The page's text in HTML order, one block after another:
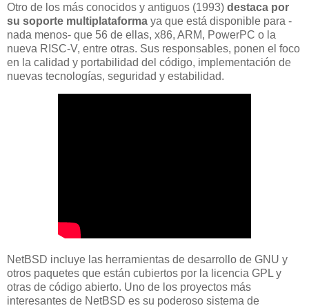
Otro de los más conocidos y antiguos (1993) destaca por
su soporte multiplataforma ya que está disponible para -
nada menos- que 56 de ellas, x86, ARM, PowerPC o la
nueva RISC-V, entre otras. Sus responsables, ponen el foco
en la calidad y portabilidad del código, implementación de
nuevas tecnologías, seguridad y estabilidad.
NetBSD incluye las herramientas de desarrollo de GNU y
otros paquetes que están cubiertos por la licencia GPL y
otras de código abierto. Uno de los proyectos más
interesantes de NetBSD es su poderoso sistema de